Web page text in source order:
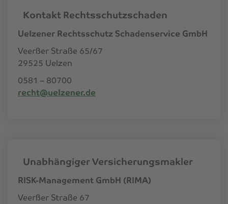
Kontakt Rechtsschutzschaden
Uelzener Rechtsschutz Schadenservice GmbH
Veerßer Straße 65/67
29525 Uelzen
0581 – 80700
recht@uelzener.de
Unabhängiger Versicherungsmakler
RISK-Management GmbH (RIMA)
Veerßer Straße 67